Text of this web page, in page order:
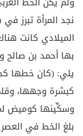
نجد المرأة تبرز
الميلادي كانت
بها أحمد بن صالح
يلي: (كان خطها
كبشرة وجهها،
وسكِّينها كوميض
بلغ الخط في